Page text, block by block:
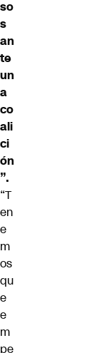
so
s
an
te
un
a
co
ali
ci
ón
”.
“T
en
e
m
os
qu
e
e
m
pe